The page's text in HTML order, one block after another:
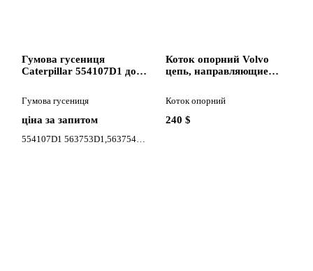
Гумова гусениця
Caterpillar 554107D1 до
Challenger 700
ціна за запитом
Гумова гусениця
554107D1 563753D1,563754D1,554092D1 ,563763D1, 554105D1,554107D1,554109D1,554108D1,
Коток опорний Volvo
цепь, направляющие
Volvo
240 $
Коток опорний